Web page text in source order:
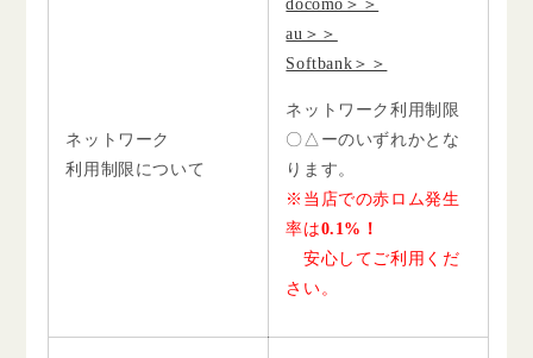
ネットワーク
利用制限について
docomo＞＞
au＞＞
Softbank＞＞
ネットワーク利用制限
〇△ーのいずれかとな
ります。
※当店での赤ロム発生
率は0.1%！
安心してご利用くだ
さい。